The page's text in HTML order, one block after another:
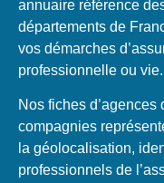
annuaire référence
départements de
vos démarches
professionnelle ou vie.
Nos fiches
compagnies
la géolocalisation,
professionnels de